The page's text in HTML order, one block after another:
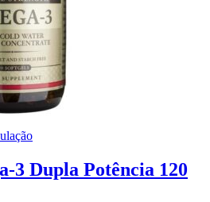
3 Dupla Potência 120